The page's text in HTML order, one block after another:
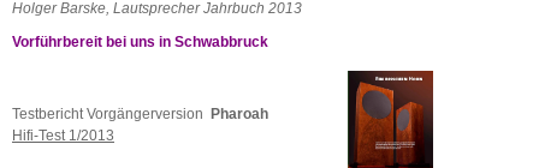
Holger Barske, Lautsprecher Jahrbuch 2013
Vorführbereit bei uns in Schwabbruck
Testbericht Vorgängerversion
Pharoah
Hifi-Test 1/2013